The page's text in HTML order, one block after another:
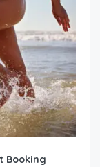
Booking